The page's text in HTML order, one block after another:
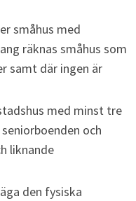
småhus med
räknas småhus som
samt där ingen är
med minst tre
och
liknande
den fysiska